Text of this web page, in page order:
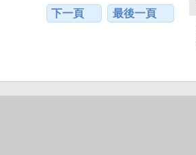
下一頁 最後一頁